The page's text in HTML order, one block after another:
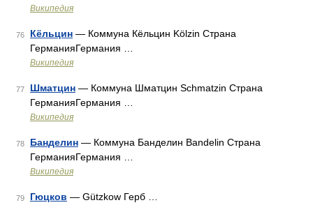
Википедия
76 Кёльцин — Коммуна Кёльцин Kölzin Страна
ГерманияГермания …
Википедия
77 Шматцин — Коммуна Шматцин Schmatzin Страна
ГерманияГермания …
Википедия
78 Банделин — Коммуна Банделин Bandelin Страна
ГерманияГермания …
Википедия
79 Гюцков — Gützkow Герб …